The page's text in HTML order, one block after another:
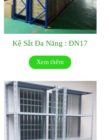
Kệ Sắt Đa Năng : ĐN17
Xem thêm